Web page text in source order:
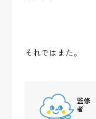
それではまた。
監修
者